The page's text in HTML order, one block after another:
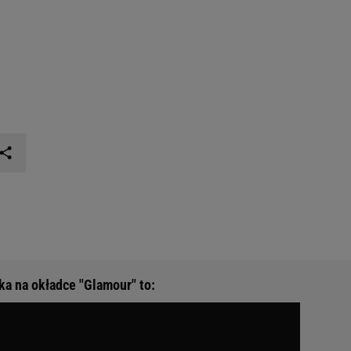
na okładce "Glamour" to: